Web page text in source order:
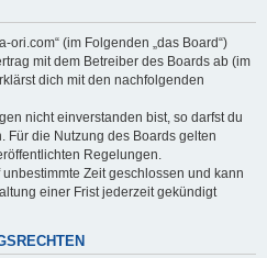
ori.com“ (im Folgenden „das Board“)
mit dem Betreiber des Boards ab (im
dich mit den nachfolgenden
nicht einverstanden bist, so darfst du
Für die Nutzung des Boards gelten
Regelungen.
Zeit geschlossen und kann
einer Frist jederzeit gekündigt